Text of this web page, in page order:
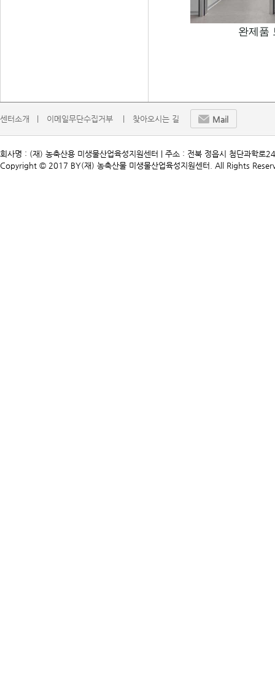
완제품
센터소개   | 이메일무단수집거부    | 찾아오시는 길 Mail
회사명 : (재) 농축산용 미생물산업육성지원센터 | 주소 : 전북 정읍시 첨단과
Copyright © 2017 BY(재) 농축산물 미생물산업육성지원센터. All Rights